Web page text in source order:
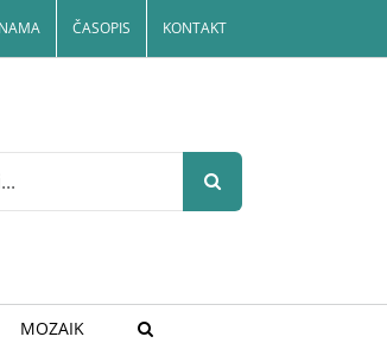
ČASOPIS KONTAKT
MOZAIK